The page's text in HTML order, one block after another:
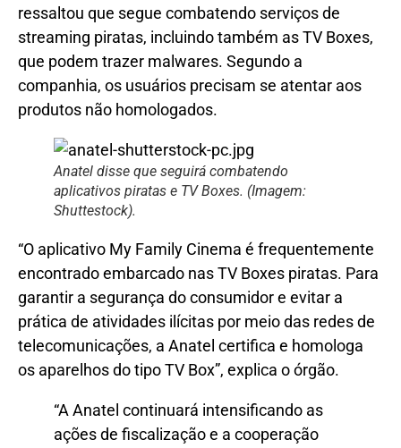
ressaltou que segue combatendo serviços de
streaming piratas, incluindo também as TV Boxes,
que podem trazer malwares. Segundo a
companhia, os usuários precisam se atentar aos
produtos não homologados.
Anatel disse que seguirá combatendo
aplicativos piratas e TV Boxes. (Imagem:
Shuttestock).
“O aplicativo My Family Cinema é frequentemente
encontrado embarcado nas TV Boxes piratas. Para
garantir a segurança do consumidor e evitar a
prática de atividades ilícitas por meio das redes de
telecomunicações, a Anatel certifica e homologa
os aparelhos do tipo TV Box”, explica o órgão.
“A Anatel continuará intensificando as
ações de fiscalização e a cooperação